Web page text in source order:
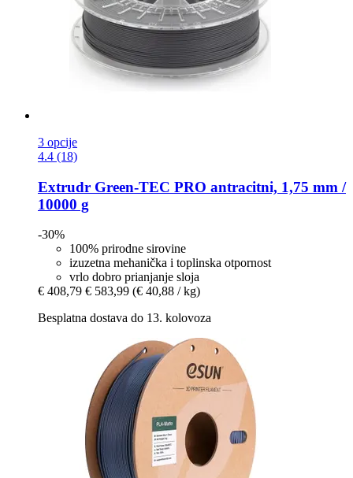
3 opcije
4.4 (18)
Extrudr Green-​TEC PRO antracitni, 1,75 mm /
10000 g
-30%
100% prirodne sirovine
izuzetna mehanička i toplinska otpornost
vrlo dobro prianjanje sloja
€ 408,79 € 583,99 (€ 40,88 / kg)
Besplatna dostava do 13. kolovoza